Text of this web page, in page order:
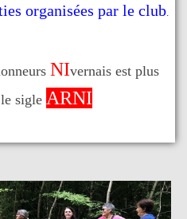
organisées par le club.
NIvernais est plus
sigle ARNI